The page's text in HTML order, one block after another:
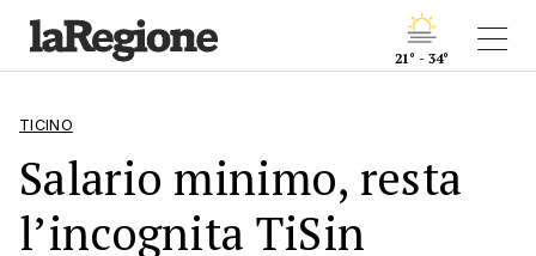
21° - 34°
TICINO
Salario minimo, resta
l’incognita TiSin